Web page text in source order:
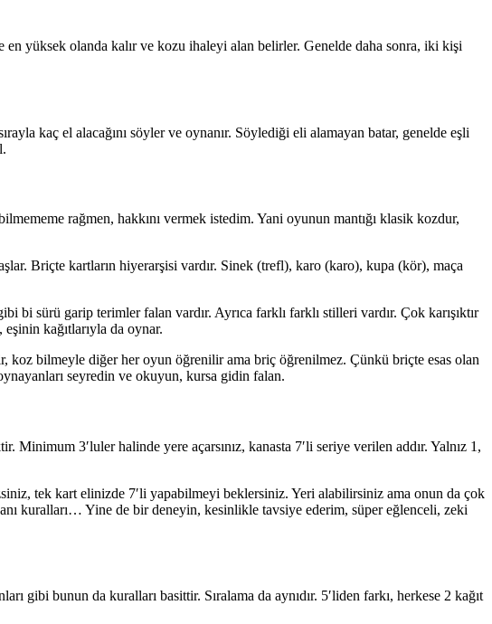
yüksek olanda kalır ve kozu ihaleyi alan belirler. Genelde daha sonra, iki kişi
kaç el alacağını söyler ve oynanır. Söylediği eli alamayan batar, genelde eşli
rağmen, hakkını vermek istedim. Yani oyunun mantığı klasik kozdur,
Briçte kartların hiyerarşisi vardır. Sinek (trefl), karo (karo), kupa (kör), maça
bi sürü garip terimler falan vardır. Ayrıca farklı farklı stilleri vardır. Çok karışıktır
kağıtlarıyla da oynar.
bilmeyle diğer her oyun öğrenilir ama briç öğrenilmez. Çünkü briçte esas olan
seyredin ve okuyun, kursa gidin falan.
3′luler halinde yere açarsınız, kanasta 7′li seriye verilen addır. Yalnız 1,
tek kart elinizde 7′li yapabilmeyi beklersiniz. Yeri alabilirsiniz ama onun da çok
kuralları… Yine de bir deneyin, kesinlikle tavsiye ederim, süper eğlenceli, zeki
bunun da kuralları basittir. Sıralama da aynıdır. 5′liden farkı, herkese 2 kağıt